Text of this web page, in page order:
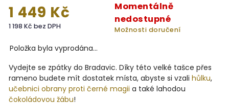
1 449 Kč
1 198 Kč bez DPH
Momentálně
nedostupné
Možnosti doručení
Položka byla vyprodána…
Vydejte se zpátky do Bradavic. Díky této velké tašce přes
rameno budete mít dostatek místa, abyste si vzali hůlku,
učebnici obrany proti černé magii a také lahodou
čokoládovou žábu!